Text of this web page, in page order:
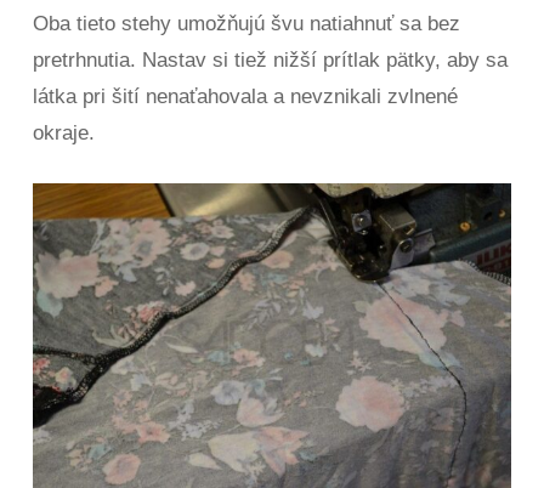
Oba tieto stehy umožňujú švu natiahnuť sa bez
pretrhnutia. Nastav si tiež nižší prítlak pätky, aby sa
látka pri šití nenaťahovala a nevznikali zvlnené
okraje.